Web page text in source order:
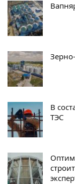
В
ТЭС